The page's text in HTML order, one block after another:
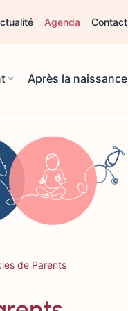
Agenda Contact
Après la naissance
de Parents